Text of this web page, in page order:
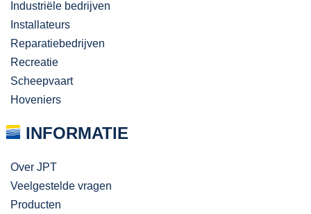
Industriële bedrijven
Installateurs
Reparatiebedrijven
Recreatie
Scheepvaart
Hoveniers
INFORMATIE
Over JPT
Veelgestelde vragen
Producten